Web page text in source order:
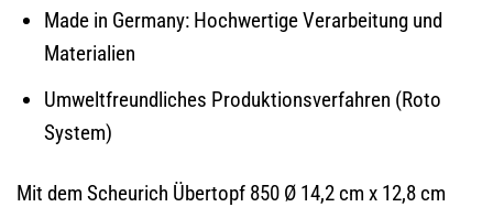
Made in Germany: Hochwertige Verarbeitung und
Materialien
Umweltfreundliches Produktionsverfahren (Roto
System)
Mit dem Scheurich Übertopf 850 Ø 14,2 cm x 12,8 cm